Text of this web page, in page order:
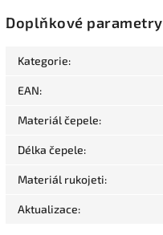
Doplňkové parametry
Kategorie:
EAN:
Materiál čepele:
Délka čepele:
Materiál rukojeti:
Aktualizace: